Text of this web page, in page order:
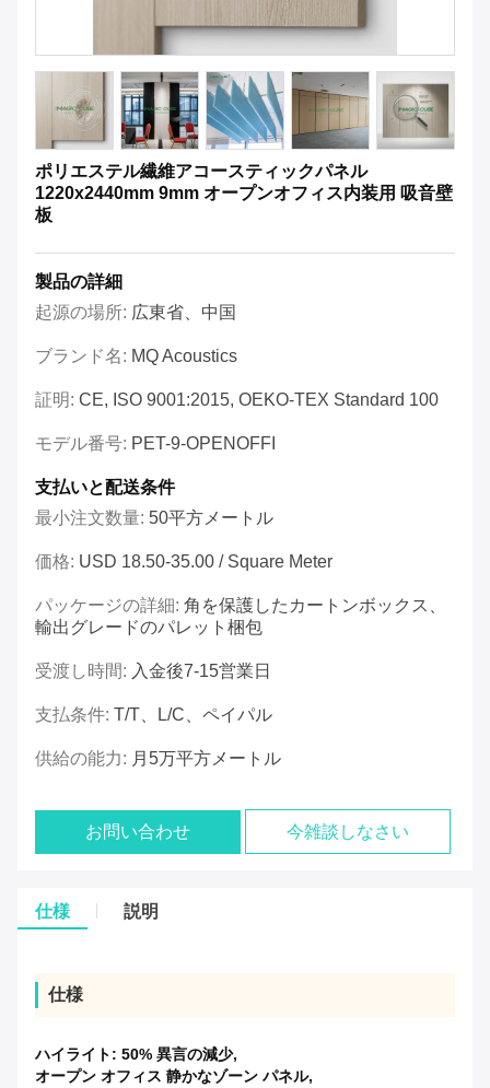
ポリエステル繊維アコースティックパネル
1220x2440mm 9mm オープンオフィス内装用 吸音壁
板
製品の詳細
起源の場所: 広東省、中国
ブランド名: MQ Acoustics
証明: CE, ISO 9001:2015, OEKO-TEX Standard 100
モデル番号: PET-9-OPENOFFI
支払いと配送条件
最小注文数量: 50平方メートル
価格: USD 18.50-35.00 / Square Meter
パッケージの詳細: 角を保護したカートンボックス、
輸出グレードのパレット梱包
受渡し時間: 入金後7-15営業日
支払条件: T/T、L/C、ペイパル
供給の能力: 月5万平方メートル
お問い合わせ 今雑談しなさい
仕様 説明
仕様
ハイライト: 50% 異言の減少,
オープン オフィス 静かなゾーン パネル,